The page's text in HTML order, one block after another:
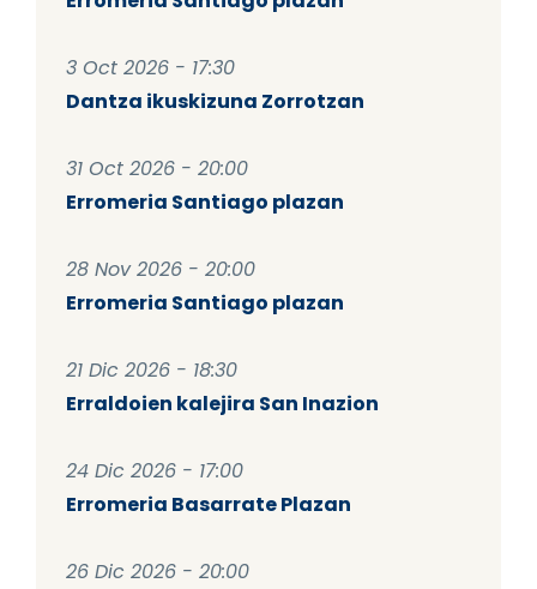
3 Oct 2026 - 17:30
Dantza ikuskizuna Zorrotzan
31 Oct 2026 - 20:00
Erromeria Santiago plazan
28 Nov 2026 - 20:00
Erromeria Santiago plazan
21 Dic 2026 - 18:30
Erraldoien kalejira San Inazion
24 Dic 2026 - 17:00
Erromeria Basarrate Plazan
26 Dic 2026 - 20:00